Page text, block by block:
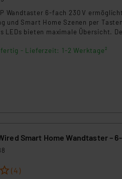
der
eingestuft wird. So besteht
verarbeiten, ohne dass
Beurteilung der mit der
Wandtaster 6‑fach 230 V
und Smart Home Szenen per
LEDs bieten maximale Übersicht.
- Lieferzeit: 1-2 Werktage²
Smart Home Wandtaster –
5 (4)